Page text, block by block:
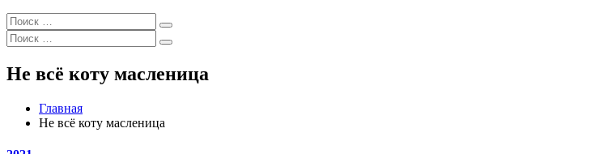
Искать:
Поиск
Искать:
Поиск
Не всё коту масленица
Главная
Не всё коту масленица